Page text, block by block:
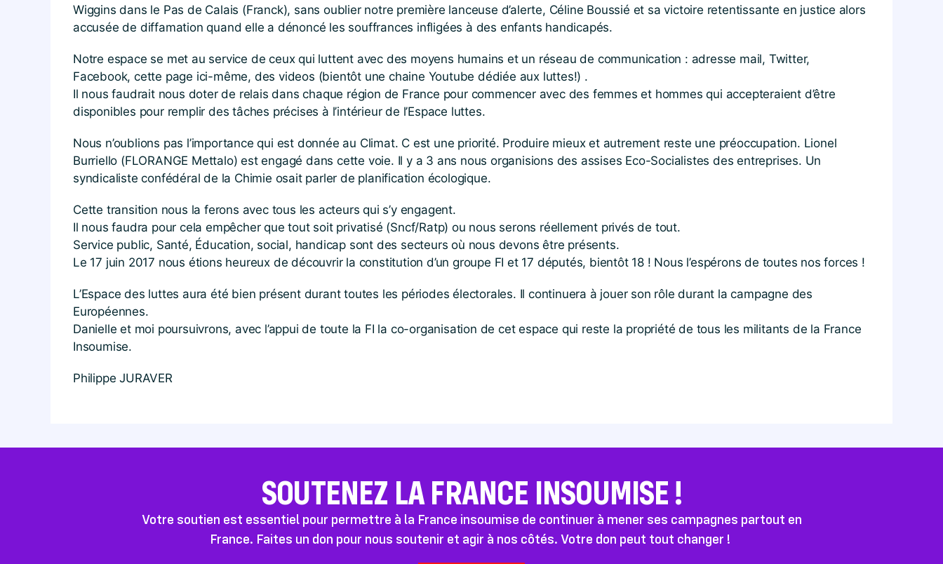
Wiggins dans le Pas de Calais (Franck), sans oublier notre première lanceuse d’alerte, Céline Boussié et sa victoire retentissante en justice alors
accusée de diffamation quand elle a dénoncé les souffrances infligées à des enfants handicapés.
Notre espace se met au service de ceux qui luttent avec des moyens humains et un réseau de communication : adresse mail, Twitter,
Facebook, cette page ici-même, des videos (bientôt une chaine Youtube dédiée aux luttes!) .
Il nous faudrait nous doter de relais dans chaque région de France pour commencer avec des femmes et hommes qui accepteraient d’être
disponibles pour remplir des tâches précises à l’intérieur de l’Espace luttes.
Nous n’oublions pas l’importance qui est donnée au Climat. C est une priorité. Produire mieux et autrement reste une préoccupation. Lionel
Burriello (FLORANGE Mettalo) est engagé dans cette voie. Il y a 3 ans nous organisions des assises Eco-Socialistes des entreprises. Un
syndicaliste confédéral de la Chimie osait parler de planification écologique.
Cette transition nous la ferons avec tous les acteurs qui s’y engagent.
Il nous faudra pour cela empêcher que tout soit privatisé (Sncf/Ratp) ou nous serons réellement privés de tout.
Service public, Santé, Éducation, social, handicap sont des secteurs où nous devons être présents.
Le 17 juin 2017 nous étions heureux de découvrir la constitution d’un groupe FI et 17 députés, bientôt 18 ! Nous l’espérons de toutes nos forces !
L’Espace des luttes aura été bien présent durant toutes les périodes électorales. Il continuera à jouer son rôle durant la campagne des
Européennes.
Danielle et moi poursuivrons, avec l’appui de toute la FI la co-organisation de cet espace qui reste la propriété de tous les militants de la France
Insoumise.
Philippe JURAVER
SOUTENEZ LA FRANCE INSOUMISE !
Votre soutien est essentiel pour permettre à la France insoumise de continuer à mener ses campagnes partout en
France. Faites un don pour nous soutenir et agir à nos côtés. Votre don peut tout changer !